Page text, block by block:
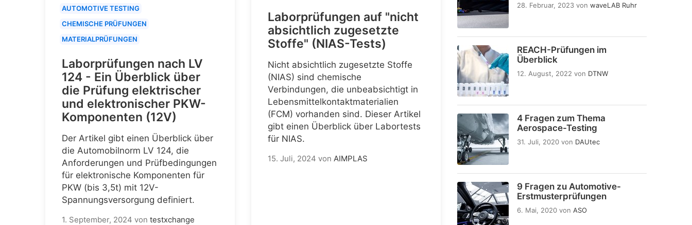
28. Februar, 2023 von waveLAB Ruhr
REACH-Prüfungen im
Überblick
12. August, 2022 von DTNW
4 Fragen zum Thema
Aerospace-Testing
31. Juli, 2020 von DAUtec
9 Fragen zu Automotive-
Erstmusterprüfungen
6. Mai, 2020 von ASO
AUTOMOTIVE TESTING
CHEMISCHE PRÜFUNGEN
MATERIALPRÜFUNGEN
Laborprüfungen nach LV
124 - Ein Überblick über
die Prüfung elektrischer
und elektronischer PKW-
Komponenten (12V)
Der Artikel gibt einen Überblick über
die Automobilnorm LV 124, die
Anforderungen und Prüfbedingungen
für elektronische Komponenten für
PKW (bis 3,5t) mit 12V-
Spannungsversorgung definiert.
1. September, 2024 von testxchange
Laborprüfungen auf "nicht
absichtlich zugesetzte
Stoffe" (NIAS-Tests)
Nicht absichtlich zugesetzte Stoffe
(NIAS) sind chemische
Verbindungen, die unbeabsichtigt in
Lebensmittelkontaktmaterialien
(FCM) vorhanden sind. Dieser Artikel
gibt einen Überblick über Labortests
für NIAS.
15. Juli, 2024 von AIMPLAS